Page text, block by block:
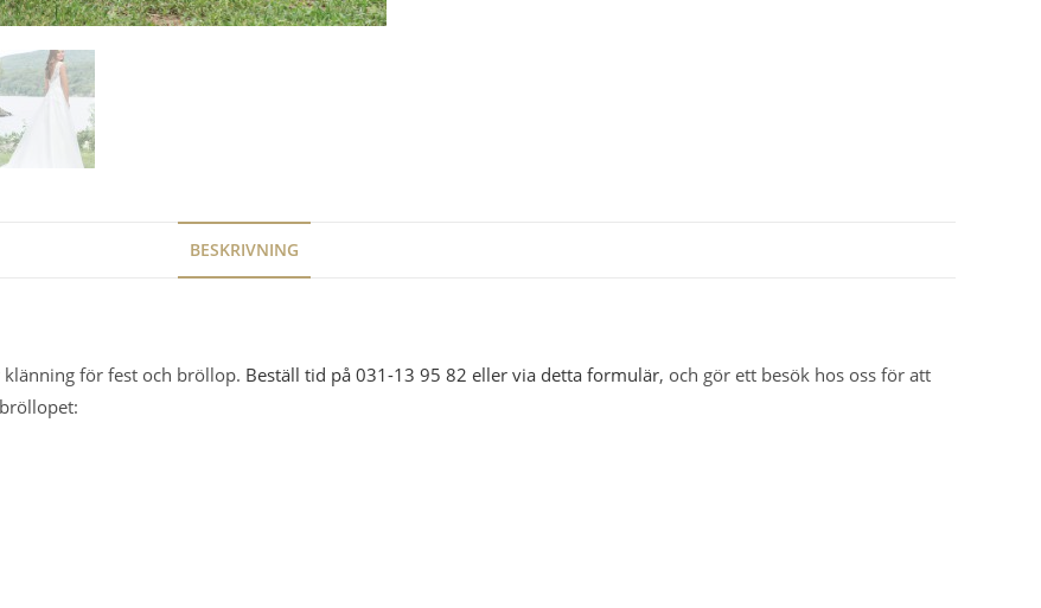
BESKRIVNING
för fest och bröllop. Beställ tid på 031-13 95 82 eller via detta formulär, och gör ett besök hos oss för att